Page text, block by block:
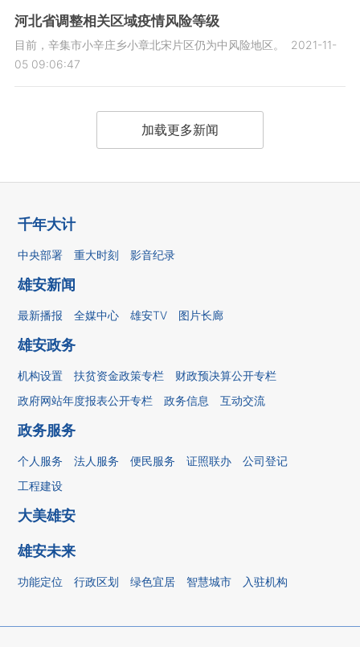
河北省调整相关区域疫情风险等级
目前，辛集市小辛庄乡小章北宋片区仍为中风险地区。
2021-11-
05 09:06:47
加载更多新闻
千年大计
中央部署 重大时刻 影音纪录
雄安新闻
最新播报 全媒中心 雄安TV 图片长廊
雄安政务
机构设置 扶贫资金政策专栏
财政预决算公开专栏
政府网站年度报表公开专栏
政务信息 互动交流
政务服务
个人服务 法人服务 便民服务 证照联办
公司登记
工程建设
大美雄安
雄安未来
功能定位 行政区划 绿色宜居 智慧城市 入驻机构